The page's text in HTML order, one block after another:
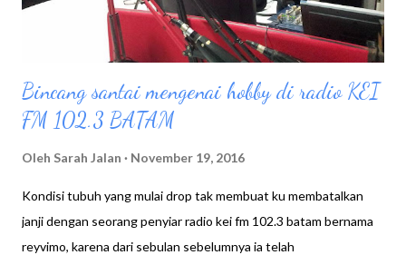
Bincang santai mengenai hobby di radio KEI
FM 102.3 BATAM
Oleh Sarah Jalan November 19, 2016
Kondisi tubuh yang mulai drop tak membuat ku membatalkan
janji dengan seorang penyiar radio kei fm 102.3 batam bernama
reyvimo, karena dari sebulan sebelumnya ia telah